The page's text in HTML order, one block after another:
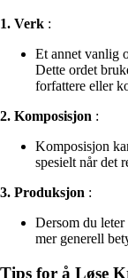
1. Verk :
Et annet vanlig
Dette ordet
forfattere eller
2. Komposisjon :
Komposisjon
spesielt når det
3. Produksjon :
Dersom du
mer generell
Tips for å Løse